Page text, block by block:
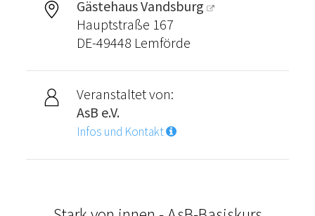
Gästehaus Vandsburg
Hauptstraße 167
DE-49448 Lemförde
Veranstaltet von:
AsB e.V.
Infos und Kontakt